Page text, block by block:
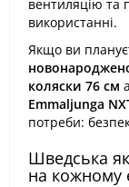
вентиляцію та
використанні.
Якщо ви
коляски 76 см
Emmaljunga
потреби:
Шведська
на кожному